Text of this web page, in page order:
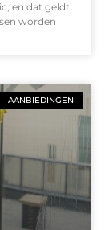
en dat geldt
worden
AANBIEDINGEN